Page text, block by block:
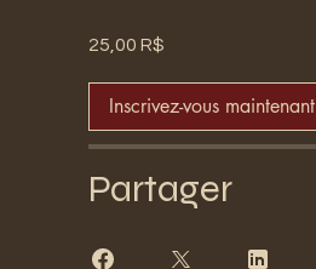
25,00 R$
Inscrivez-vous maintenant
Partager